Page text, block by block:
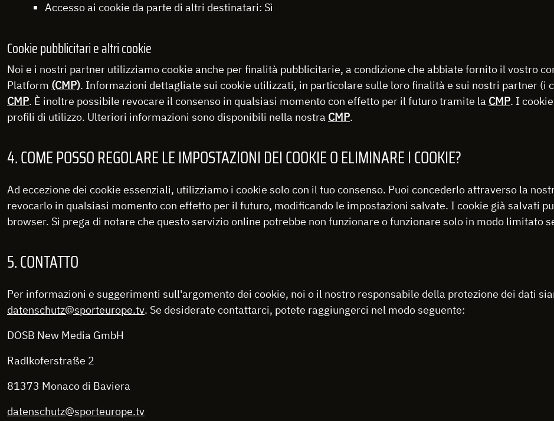
Accesso ai cookie da parte di altri destinatari: Sì
Cookie pubblicitari e altri cookie
Noi e i nostri partner utilizziamo cookie anche per finalità pubblicitarie, a condizione che abbiate fornito il vostro
Platform (CMP). Informazioni dettagliate sui cookie utilizzati, in particolare sulle loro finalità e sui nostri partner (i
CMP. È inoltre possibile revocare il consenso in qualsiasi momento con effetto per il futuro tramite la CMP. I
profili di utilizzo. Ulteriori informazioni sono disponibili nella nostra CMP.
4. COME POSSO REGOLARE LE IMPOSTAZIONI DEI COOKIE O ELIMINARE I COOKIE?
Ad eccezione dei cookie essenziali, utilizziamo i cookie solo con il tuo consenso. Puoi concederlo attraverso la
revocarlo in qualsiasi momento con effetto per il futuro, modificando le impostazioni salvate. I cookie già salvati
browser. Si prega di notare che questo servizio online potrebbe non funzionare o funzionare solo in modo limitato
5. CONTATTO
Per informazioni e suggerimenti sull'argomento dei cookie, noi o il nostro responsabile della protezione dei dati
datenschutz@sporteurope.tv. Se desiderate contattarci, potete raggiungerci nel modo seguente:
DOSB New Media GmbH
Radlkoferstraße 2
81373 Monaco di Baviera
datenschutz@sporteurope.tv